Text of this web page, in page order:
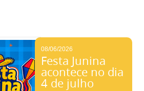
08/06/2026
Festa Junina
acontece no dia
4 de julho